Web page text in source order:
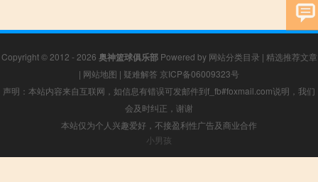
Copyright © 2012 - 2026 奥神篮球俱乐部Powered by 网站分类目录 | 精选推荐文章
| 网站地图 | 疑难解答 京ICP备06009323号
声明：本站内容来自互联网，如信息有错误可发邮件到f_fb#foxmail.com说明，我们
会及时纠正，谢谢
本站仅为个人兴趣爱好，不接盈利性广告及商业合作
小男孩